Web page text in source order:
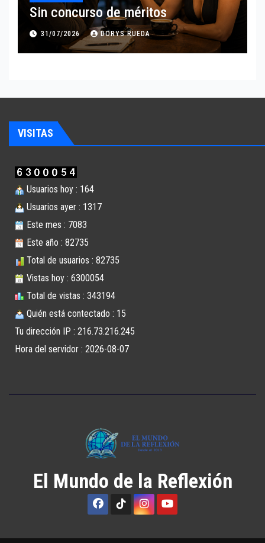
Sin concurso de méritos
31/07/2026 DORYS RUEDA
VISITAS
Usuarios hoy : 164
Usuarios ayer : 1317
Este mes : 7083
Este año : 82735
Total de usuarios : 82735
Vistas hoy : 6300054
Total de vistas : 343194
Quién está contectado : 15
Tu dirección IP : 216.73.216.245
Hora del servidor : 2026-08-07
El Mundo de la Reflexión